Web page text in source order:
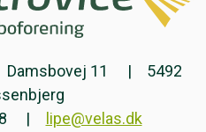
Damsbovej 11
5492
lipe@velas.dk